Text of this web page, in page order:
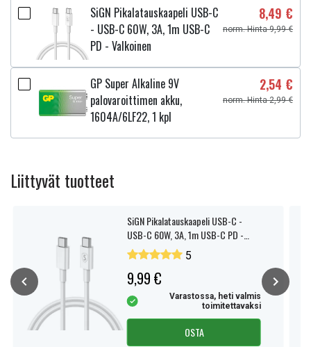
SiGN Pikalatauskaapeli USB-C
- USB-C 60W, 3A, 1m USB-C
PD - Valkoinen
8,49 €
norm. Hinta 9,99 €
GP Super Alkaline 9V
palovaroittimen akku,
1604A/6LF22, 1 kpl
2,54 €
norm. Hinta 2,99 €
Liittyvät tuotteet
SiGN Pikalatauskaapeli USB-C -
USB-C 60W, 3A, 1m USB-C PD -
Valkoinen
5
9,99 €
Varastossa, heti valmis
toimitettavaksi
OSTA